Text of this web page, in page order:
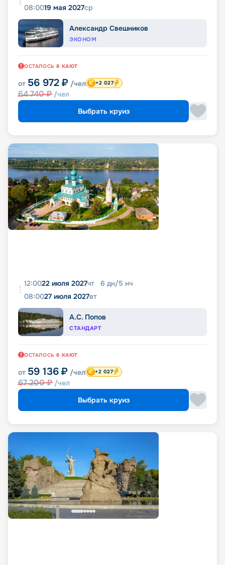
08:0019 мая 2027ср
Александр Свешников
ЭКОНОМ
ОСТАЛОСЬ 8 КАЮТ
от 56 972 ₽ /чел
64 740₽ /чел
+2 027
Выбрать круиз
12:0022 июля 2027чт 6 дн/5 нч
08:0027 июля 2027вт
А.С. Попов
СТАНДАРТ
ОСТАЛОСЬ 6 КАЮТ
от 59 136 ₽ /чел
67 200₽ /чел
+2 027
Выбрать круиз